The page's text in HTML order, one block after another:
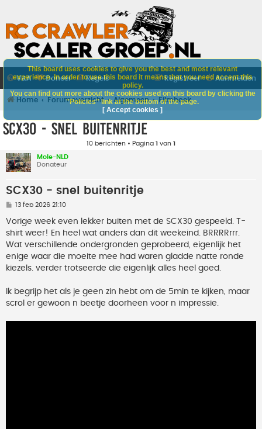
V&A Doneer Regels Aanmelden
Registreer
Home Forumoverzicht Algemeen Filmhoek
SCX30 - snel buitenritje
10 berichten • Pagina 1 van 1
Mole-NLD
Donateur
SCX30 - snel buitenritje
B
r
c
h
13 feb 2026 21:10
Vorige week even lekker buiten met de SCX30 gespeeld. T-
shirt weer! En heel wat anders dan dit weekeind. BRRRRrrr.
Wat verschillende ondergronden geprobeerd, eigenlijk het
enige waar die moeite mee had waren gladde natte ronde
kiezels. verder trotseerde die eigenlijk alles heel goed.
Ik begrijp het als je geen zin hebt om de 5min te kijken, maar
scrol er gewoon n beetje doorheen voor n impressie.
This board uses cookies to give you the best and most relevant
experience. In order to use this board it means that you need accept this
policy.
You can find out more about the cookies used on this board by clicking the
"Policies" link at the bottom of the page.
[ Accept cookies ]